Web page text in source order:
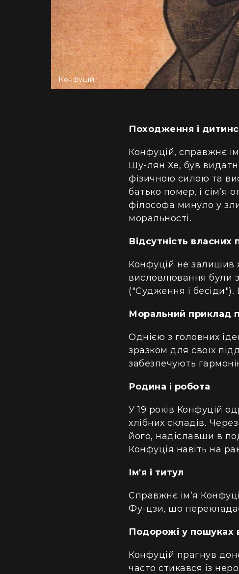
Конфуцій
Походження і
Конфуцій, справжнє
Шу-лян Хе, був
фізичною силою та
батько помер, і сім’я
філософа минуло у
моральності.
Відсутність власних
Конфуцій не залишив
висловлювання були
("Судження і бесіди").
Моральний приклад
Однією з головних
зразком для своїх
забезпечують
Родина і робота
У 19 років Конфуцій
хлібних складів.
його, надіславши в
Конфуція навіть на
Ім'я і титул
Справжнє ім’я
Фу-цзи, що
Подорожі у пошуках
Конфуцій прагнув
часто стикався із